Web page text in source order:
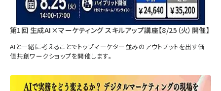
第1回 生成AI×マーケティング スキルアップ講座【8/25（火）開催】
AIと一緒に考えることでトップマーケター並みのアウトプットを出す価
値共創ワークショップを開催します。